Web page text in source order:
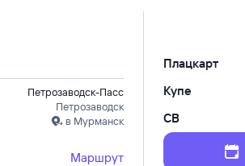
Петрозаводск-Пасс
Петрозаводск
в Мурманск
Маршрут
Плацкарт
Купе
СВ